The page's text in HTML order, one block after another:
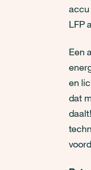
accu
LFP
Een
en
dat